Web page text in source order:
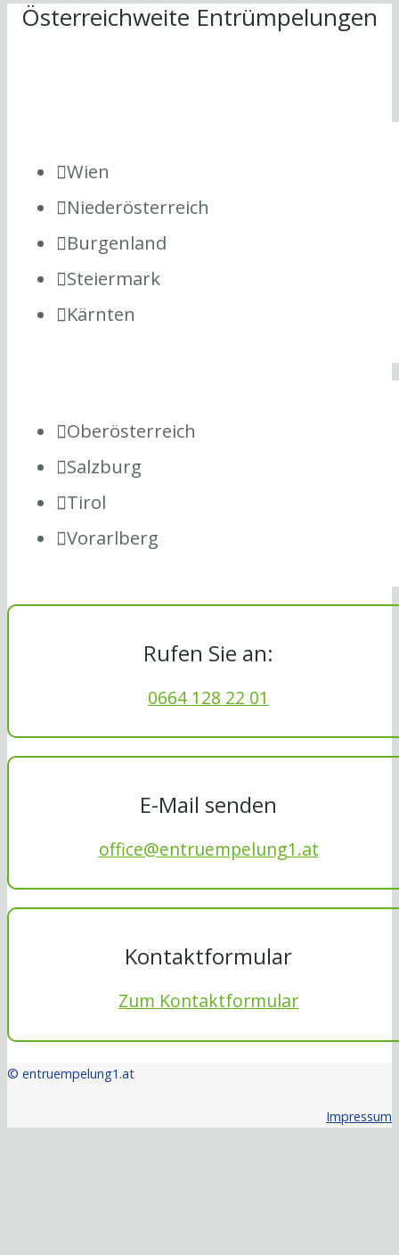
Österreichweite Entrümpelungen
Wien
Niederösterreich
Burgenland
Steiermark
Kärnten
Oberösterreich
Salzburg
Tirol
Vorarlberg
Rufen Sie an:
0664 128 22 01
E-Mail senden
office@entruempelung1.at
Kontaktformular
Zum Kontaktformular
© entruempelung1.at
Impressum